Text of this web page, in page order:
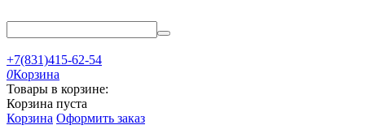
+7(831)415-62-54
0Корзина
Товары в корзине:
Корзина пуста
Корзина Оформить заказ